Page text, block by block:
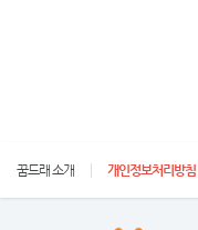
꿈드래 소개 개인정보처리방침